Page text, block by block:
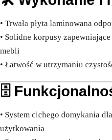
• Trwała płyta laminowana
• Solidne korpusy
mebli
• Łatwość w utrzymaniu
🗄️
• System cichego domykania
użytkowania